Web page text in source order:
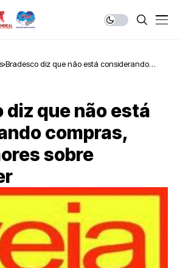
Bradesco diz que não está considerando
diz que não está
compras,
sobre